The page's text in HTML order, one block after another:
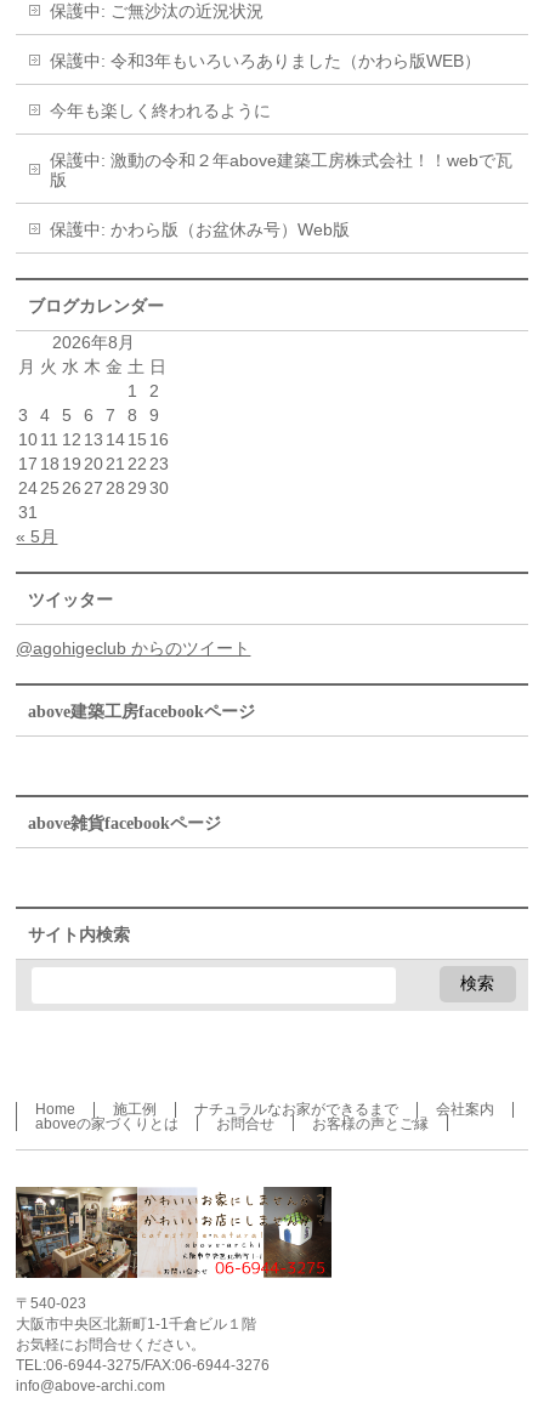
保護中: ご無沙汰の近況状況
保護中: 令和3年もいろいろありました（かわら版WEB）
今年も楽しく終われるように
保護中: 激動の令和２年above建築工房株式会社！！webで瓦
版
保護中: かわら版（お盆休み号）Web版
ブログカレンダー
2026年8月
月 火 水 木 金 土 日
1
2
3
4 5 6 7 8
9
1011 12 13 1415 16
17 18 19 2021 22 23
2425 26 27 28 29 30
31
« 5月
ツイッター
@agohigeclub からのツイート
above建築工房facebookページ
above雑貨facebookページ
サイト内検索
Home 施工例 ナチュラルなお家ができるまで
会社案内
aboveの家づくりとは
お問合せ お客様の声とご縁
〒540-023
大阪市中央区北新町1-1千倉ビル１階
お気軽にお問合せください。
TEL:06-6944-3275/FAX:06-6944-3276
info@above-archi.com